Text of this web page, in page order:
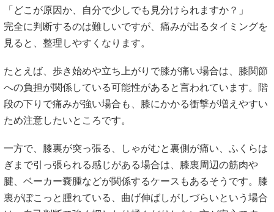
「どこが原因か、自分で少しでも見分けられますか？」
完全に判断するのは難しいですが、痛みが出るタイミングを
見ると、整理しやすくなります。
たとえば、歩き始めや立ち上がりで膝が痛い場合は、膝関節
への負担が関係している可能性があると言われています。階
段の下りで痛みが強い場合も、膝にかかる衝撃が増えやすい
ため注意したいところです。
一方で、膝裏が突っ張る、しゃがむと裏側が痛い、ふくらは
ぎまで引っ張られる感じがある場合は、膝裏周辺の筋肉や
腱、ベーカー嚢腫などが関係するケースもあるそうです。膝
裏がぽこっと腫れている、曲げ伸ばしがしづらいという場合